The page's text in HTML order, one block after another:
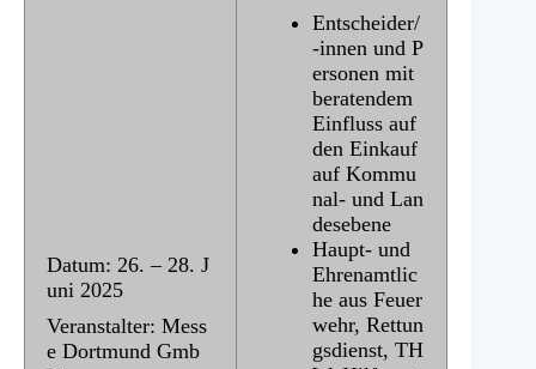
Datum: 26. – 28. J
uni 2025
Veranstalter: Mess
e Dortmund Gmb
Entscheider/
-innen und P
ersonen mit
beratendem
Einfluss auf
den Einkauf
auf Kommu
nal- und Lan
desebene
Haupt- und
Ehrenamtlic
he aus Feuer
wehr, Rettun
gsdienst, TH